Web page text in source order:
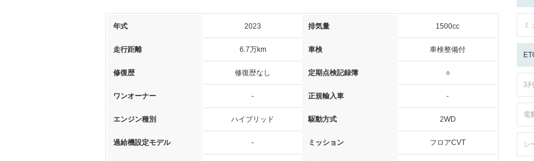
年式 2023 排気量 1500cc
走行距離 6.7万km 車検 車検整備付
修復歴 修復歴なし 定期点検記録簿 ○
ワンオーナー - 正規輸入車 -
エンジン種別 ハイブリッド 駆動方式 2WD
過給機設定モデル - ミッション フロアCVT
ミ
3
電
シ